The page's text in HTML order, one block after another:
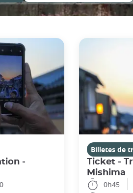
-
Billetes de
Ticket -
Mishima
0h45